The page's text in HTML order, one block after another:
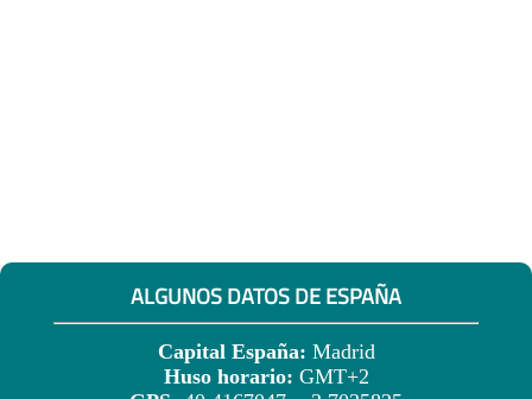
ALGUNOS DATOS DE ESPAÑA
Capital España: Madrid
Huso horario: GMT+2